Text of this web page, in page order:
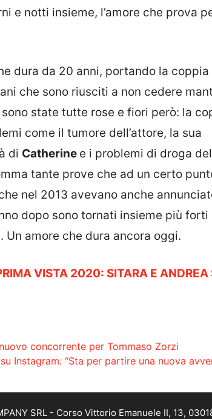
e notti insieme, l’amore che prova
dura da 20 anni, portando la coppia
che sono riusciti a non cedere
state tutte rose e fiori però: la
come il tumore dell’attore, la sua
di Catherine e i problemi di droga
tante prove che ad un certo
nel 2013 avevano anche
dopo sono tornati insieme più
amore che dura ancora oggi.
VISTA 2020: SITARA E ANDREA
concorrente per Tommaso Zorzi
Instagram: “Sta per partire una nuova
SRL - Corso Vittorio Emanuele II, 13,